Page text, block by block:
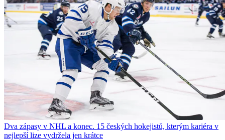
Dva zápasy v NHL a konec. 15 českých hokejistů, kterým kariéra v
nejlepší lize vydržela jen krátce